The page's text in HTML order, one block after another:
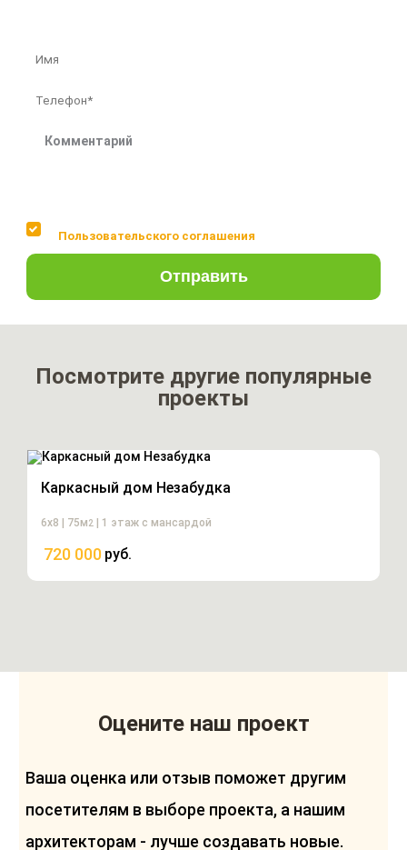
Пользовательского соглашения
Отправить
Посмотрите другие популярные
проекты
Каркасный дом Незабудка
6х8 | 75м2 | 1 этаж с мансардой
720 000 руб.
Оцените наш проект
Ваша оценка или отзыв поможет другим
посетителям в выборе проекта, а нашим
архитекторам - лучше создавать новые.